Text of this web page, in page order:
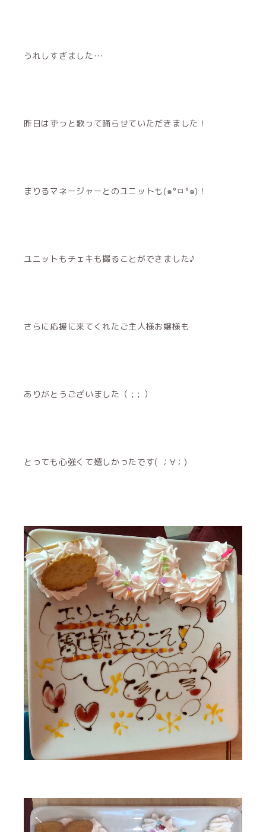
うれしすぎました…
昨日はずっと歌って踊らせていただきました！
まりるマネージャーとのユニットも(๑°ㅁ°๑)！
ユニットもチェキも撮ることができました♪
さらに応援に来てくれたご主人様お嬢様も
ありがとうございました（ ; ; ）
とっても心強くて嬉しかったです( ；∀；)